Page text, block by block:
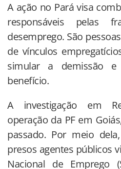
A ação no Pará visa
responsáveis pelas
desemprego. São
de vínculos
simular a demissão
benefício.
A investigação em
operação da PF em
passado. Por meio
presos agentes públicos
Nacional de Emprego